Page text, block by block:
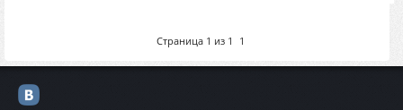
Страница 1 из 1 1